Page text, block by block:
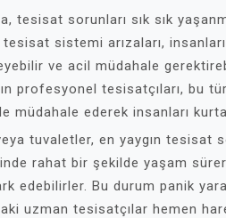
tesisat sorunları sık sık
sistemi arızaları,
ve acil müdahale
profesyonel tesisatçıları, bu tür
müdahale ederek insanları
tuvaletler, en yaygın tesisat
rahat bir şekilde yaşam
edebilirler. Bu durum panik
uzman tesisatçılar hemen